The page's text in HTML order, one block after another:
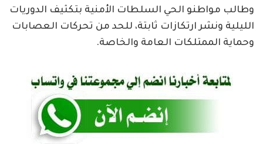
وطالب مواطنو الحي السلطات الأمنية بتكثيف الدوريات
الليلية ونشر ارتكازات ثابتة، للحد من تحركات العصابات
وحماية الممتلكات العامة والخاصة.